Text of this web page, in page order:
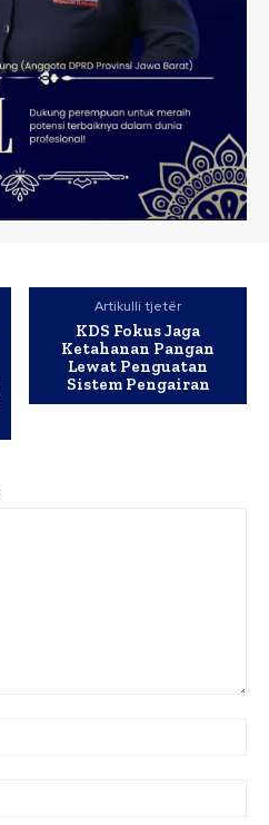
Artikulli tjetër
KDS Fokus Jaga
Ketahanan Pangan
Lewat Penguatan
Sistem Pengairan